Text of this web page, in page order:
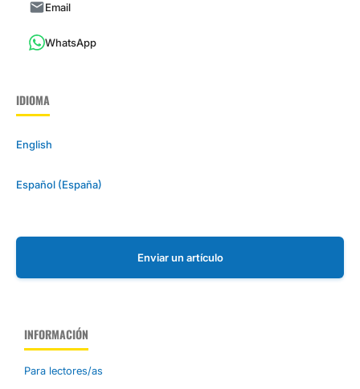
Email
WhatsApp
IDIOMA
English
Español (España)
Enviar un artículo
INFORMACIÓN
Para lectores/as